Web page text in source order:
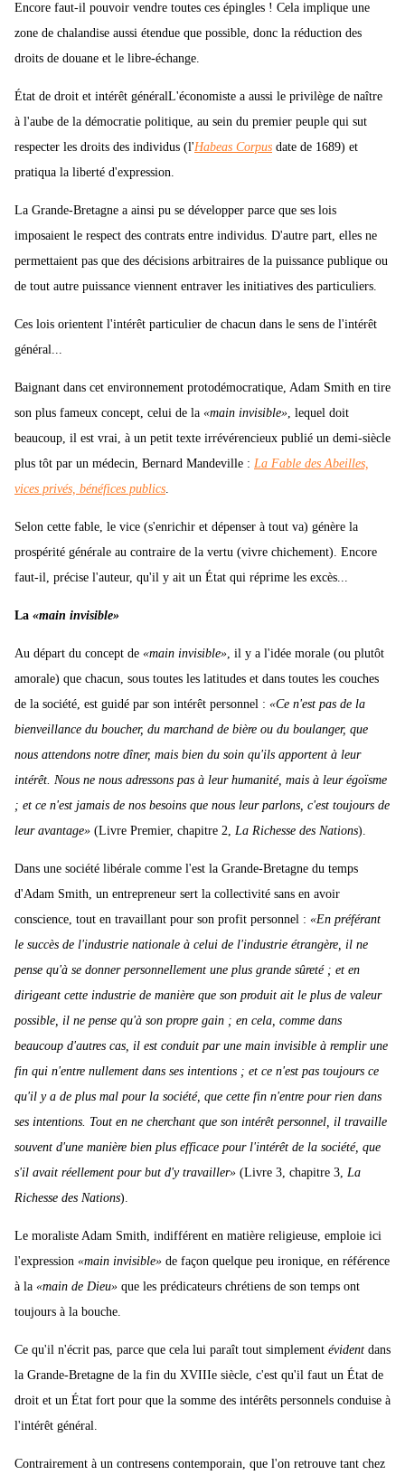
Encore faut-il pouvoir vendre toutes ces épingles ! Cela implique une
zone de chalandise aussi étendue que possible, donc la réduction des
droits de douane et le libre-échange.
État de droit et intérêt généralL'économiste a aussi le privilège de naître
à l'aube de la démocratie politique, au sein du premier peuple qui sut
respecter les droits des individus (l'Habeas Corpus date de 1689) et
pratiqua la liberté d'expression.
La Grande-Bretagne a ainsi pu se développer parce que ses lois
imposaient le respect des contrats entre individus. D'autre part, elles ne
permettaient pas que des décisions arbitraires de la puissance publique ou
de tout autre puissance viennent entraver les initiatives des particuliers.
Ces lois orientent l'intérêt particulier de chacun dans le sens de l'intérêt
général...
Baignant dans cet environnement protodémocratique, Adam Smith en tire
son plus fameux concept, celui de la «main invisible», lequel doit
beaucoup, il est vrai, à un petit texte irrévérencieux publié un demi-siècle
plus tôt par un médecin, Bernard Mandeville : La Fable des Abeilles,
vices privés, bénéfices publics.
Selon cette fable, le vice (s'enrichir et dépenser à tout va) génère la
prospérité générale au contraire de la vertu (vivre chichement). Encore
faut-il, précise l'auteur, qu'il y ait un État qui réprime les excès...
La «main invisible»
Au départ du concept de «main invisible», il y a l'idée morale (ou plutôt
amorale) que chacun, sous toutes les latitudes et dans toutes les couches
de la société, est guidé par son intérêt personnel : «Ce n'est pas de la
bienveillance du boucher, du marchand de bière ou du boulanger, que
nous attendons notre dîner, mais bien du soin qu'ils apportent à leur
intérêt. Nous ne nous adressons pas à leur humanité, mais à leur égoïsme
; et ce n'est jamais de nos besoins que nous leur parlons, c'est toujours de
leur avantage» (Livre Premier, chapitre 2, La Richesse des Nations).
Dans une société libérale comme l'est la Grande-Bretagne du temps
d'Adam Smith, un entrepreneur sert la collectivité sans en avoir
conscience, tout en travaillant pour son profit personnel : «En préférant
le succès de l'industrie nationale à celui de l'industrie étrangère, il ne
pense qu'à se donner personnellement une plus grande sûreté ; et en
dirigeant cette industrie de manière que son produit ait le plus de valeur
possible, il ne pense qu'à son propre gain ; en cela, comme dans
beaucoup d'autres cas, il est conduit par une main invisible à remplir une
fin qui n'entre nullement dans ses intentions ; et ce n'est pas toujours ce
qu'il y a de plus mal pour la société, que cette fin n'entre pour rien dans
ses intentions. Tout en ne cherchant que son intérêt personnel, il travaille
souvent d'une manière bien plus efficace pour l'intérêt de la société, que
s'il avait réellement pour but d'y travailler» (Livre 3, chapitre 3, La
Richesse des Nations).
Le moraliste Adam Smith, indifférent en matière religieuse, emploie ici
l'expression «main invisible» de façon quelque peu ironique, en référence
à la «main de Dieu» que les prédicateurs chrétiens de son temps ont
toujours à la bouche.
Ce qu'il n'écrit pas, parce que cela lui paraît tout simplement évident dans
la Grande-Bretagne de la fin du XVIIIe siècle, c'est qu'il faut un État de
droit et un État fort pour que la somme des intérêts personnels conduise à
l'intérêt général.
Contrairement à un contresens contemporain, que l'on retrouve tant chez